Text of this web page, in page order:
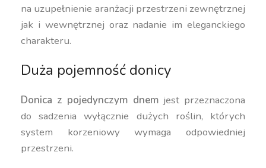
na uzupełnienie aranżacji przestrzeni zewnętrznej
jak i wewnętrznej oraz nadanie im eleganckiego
charakteru.
Duża pojemność donicy
Donica z pojedynczym dnemjest przeznaczona
do sadzenia wyłącznie dużych roślin, których
system korzeniowy wymaga odpowiedniej
przestrzeni.